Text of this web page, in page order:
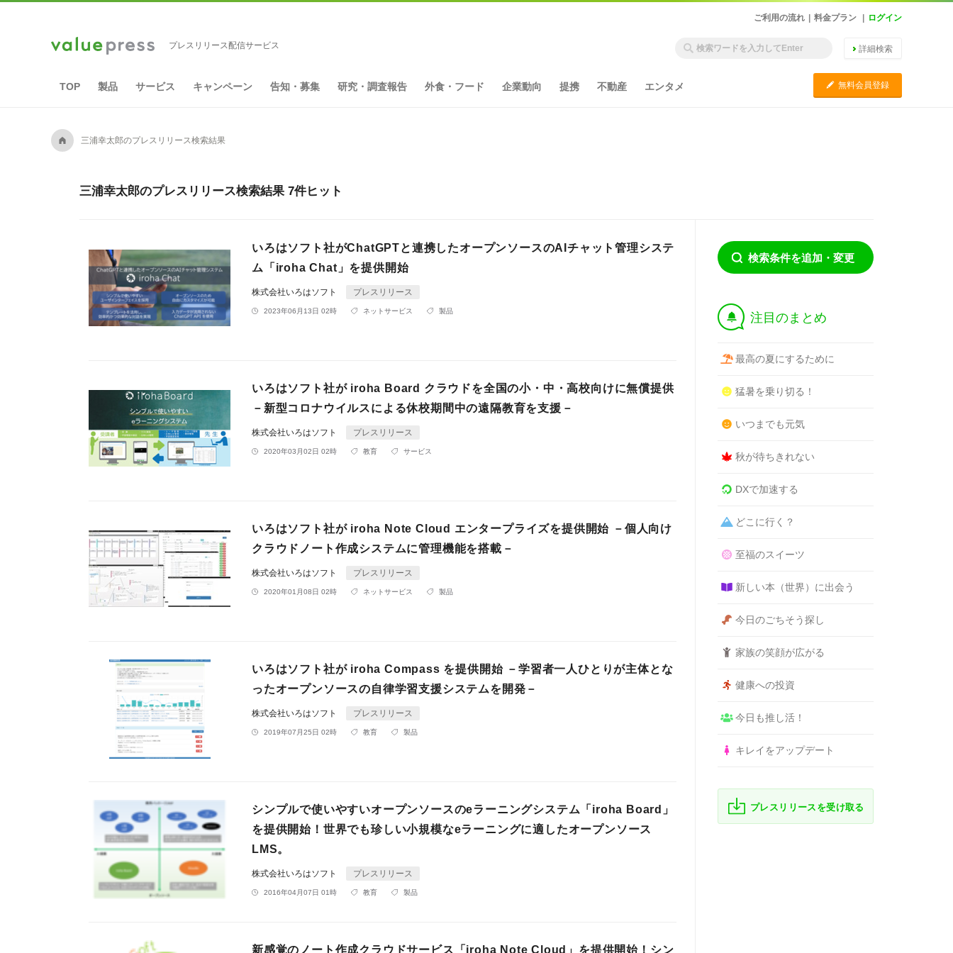
ご利用の流れ 料金プラン ログイン
プレスリリース配信サービス 詳細検索
TOP 製品 サービス キャンペーン 告知・募集 研究・調査報告 外食・フード 企業動向 提携 不動産 エンタメ C 無料会員登録
A 三浦幸太郎のプレスリリース検索結果
三浦幸太郎のプレスリリース検索結果 7件ヒット
いろはソフト社がChatGPTと連携したオープンソースのAIチャット管理システ
ム「iroha Chat」を提供開始
株式会社いろはソフト プレスリリース
2023年06月13日 02時 ネットサービス 製品
いろはソフト社が iroha Board クラウドを全国の小・中・高校向けに無償提供
－新型コロナウイルスによる休校期間中の遠隔教育を支援－
株式会社いろはソフト プレスリリース
2020年03月02日 02時 教育 サービス
いろはソフト社が iroha Note Cloud エンタープライズを提供開始 －個人向け
クラウドノート作成システムに管理機能を搭載－
株式会社いろはソフト プレスリリース
2020年01月08日 02時 ネットサービス 製品
いろはソフト社が iroha Compass を提供開始 －学習者一人ひとりが主体とな
ったオープンソースの自律学習支援システムを開発－
株式会社いろはソフト プレスリリース
2019年07月25日 02時 教育 製品
シンプルで使いやすいオープンソースのeラーニングシステム「iroha Board」
を提供開始！世界でも珍しい小規模なeラーニングに適したオープンソース
LMS。
株式会社いろはソフト プレスリリース
2016年04月07日 01時 教育 製品
新感覚のノート作成クラウドサービス「iroha Note Cloud」を提供開始！シン
検索条件を追加・変更
† 注目のまとめ
最高の夏にするために
猛暑を乗り切る！
いつまでも元気
秋が待ちきれない
DXで加速する
どこに行く？
至福のスイーツ
新しい本（世界）に出会う
今日のごちそう探し
家族の笑顔が広がる
健康への投資
今日も推し活！
キレイをアップデート
プレスリリースを受け取る